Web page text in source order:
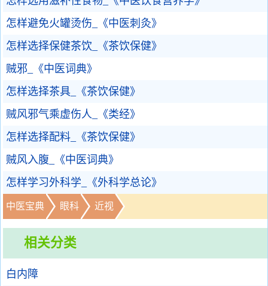
怎样避免火罐烫伤_《中医刺灸》
怎样选择保健茶饮_《茶饮保健》
贼邪_《中医词典》
怎样选择茶具_《茶饮保健》
贼风邪气乘虚伤人_《类经》
怎样选择配料_《茶饮保健》
贼风入腹_《中医词典》
怎样学习外科学_《外科学总论》
中医宝典 眼科 近视
相关分类
白内障